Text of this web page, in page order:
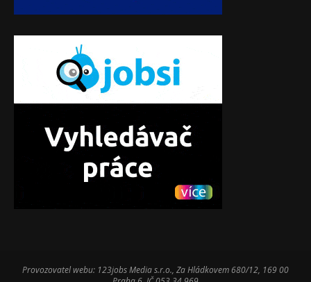
Provozovatel webu: 123jobs Media s.r.o., Za Hládkovem 680/12, 169 00